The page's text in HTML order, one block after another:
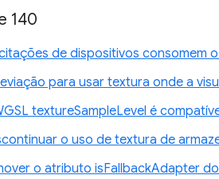
140
de dispositivos consomem
para usar textura onde a
textureSampleLevel é
o uso de textura de
o atributo isFallbackAdapter